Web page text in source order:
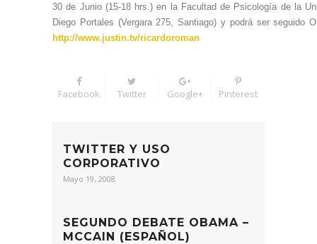
30 de Junio (15-18 hrs.)en la Facultad de Psicología de la
Diego Portales (Vergara 275, Santiago) y podrá ser seguido
http://www.justin.tv/ricardoroman
Facebook Twitter Google+ Pinterest
TWITTER Y USO
CORPORATIVO
Mayo 19, 2008
SEGUNDO DEBATE OBAMA –
MCCAIN (ESPAÑOL)